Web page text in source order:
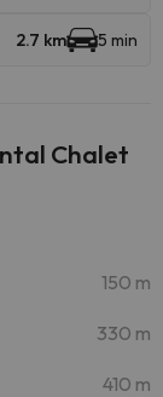
2.7 km 5 min
Chalet
150 m
330 m
410 m